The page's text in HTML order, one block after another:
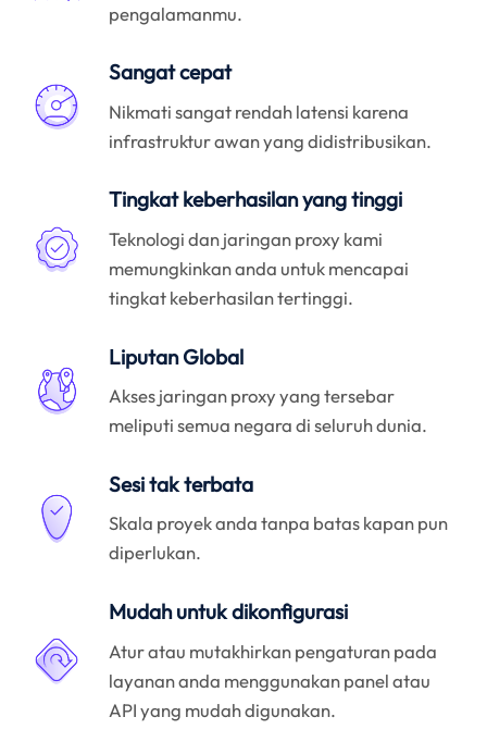
pengalamanmu.
Sangat cepat
Nikmati sangat rendah latensi karena
infrastruktur awan yang didistribusikan.
Tingkat keberhasilan yang tinggi
Teknologi dan jaringan proxy kami
memungkinkan anda untuk mencapai
tingkat keberhasilan tertinggi.
Liputan Global
Akses jaringan proxy yang tersebar
meliputi semua negara di seluruh dunia.
Sesi tak terbata
Skala proyek anda tanpa batas kapan pun
diperlukan.
Mudah untuk dikonfigurasi
Atur atau mutakhirkan pengaturan pada
layanan anda menggunakan panel atau
API yang mudah digunakan.